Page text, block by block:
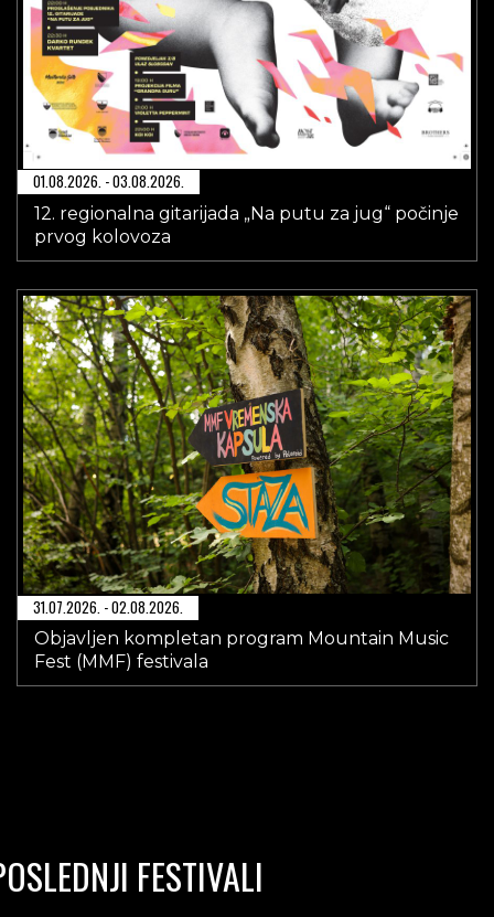
01.08.2026. - 03.08.2026.
12. regionalna gitarijada „Na putu za jug“ počinje
prvog kolovoza
31.07.2026. - 02.08.2026.
Objavljen kompletan program Mountain Music
Fest (MMF) festivala
FESTIVALI